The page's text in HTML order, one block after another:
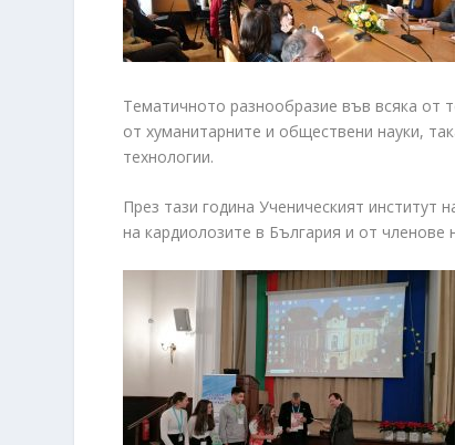
Тематичното разнообразие във всяка от
от хуманитарните и обществени науки,
технологии.
През тази година Ученическият институт
на кардиолозите в България и от